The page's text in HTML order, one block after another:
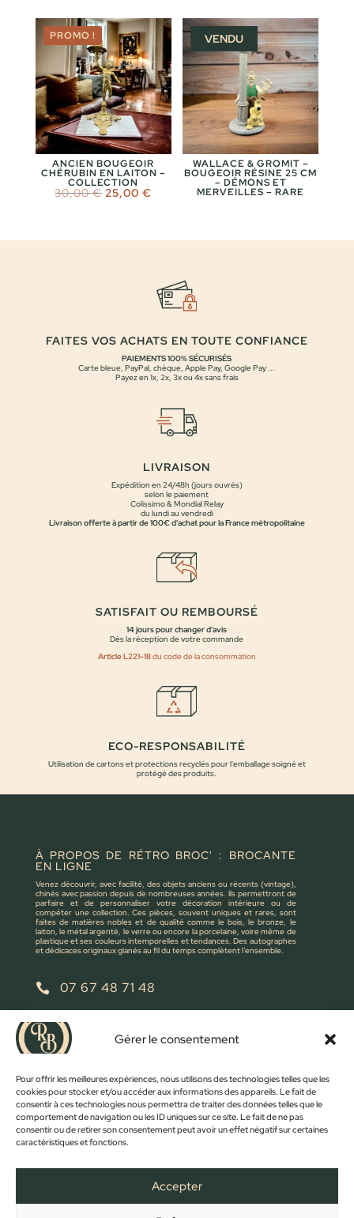
Gérer le consentement
Pour offrir les meilleures expériences, nous utilisons des technologies telles que les
cookies pour stocker et/ou accéder aux informations des appareils. Le fait de
consentir à ces technologies nous permettra de traiter des données telles que le
comportement de navigation ou les ID uniques sur ce site. Le fait de ne pas
consentir ou de retirer son consentement peut avoir un effet négatif sur certaines
caractéristiques et fonctions.
Accepter
49,00 €.
PROMO !
ANCIEN BOUGEOIR
CHÉRUBIN EN LAITON –
COLLECTION
30,00€ Le
prix
25,00€
VENDU
WALLACE & GROMIT –
BOUGEOIR RÉSINE 25 CM
– DÉMONS ET
MERVEILLES – RARE
FAITES VOS ACHATS EN TOUTE CONFIANCE
PAIEMENTS 100% SÉCURISÉS
Carte bleue, PayPal, chèque, Apple Pay, Google Pay ...
Payez en 1x, 2x, 3x ou 4x sans frais
LIVRAISON
Expédition en 24/48h (jours ouvrés)
selon le paiement
Colissimo & Mondial Relay
du lundi au vendredi
Livraison offerte à partir de 100€ d'achat pour la France métropolitaine
SATISFAIT OU REMBOURSÉ
14 jours pour changer d'avis
Dès la réception de votre commande
Article L221-18du code de la consommation
ECO-RESPONSABILITÉ
Utilisation de cartons et protections recyclés pour l'emballage soigné et
protégé des produits.
À PROPOS DE RÉTRO BROC' : BROCANTE
EN LIGNE
Venez découvrir, avec facilité, des objets anciens ou récents (vintage),
chinés avec passion depuis de nombreuses années. Ils permettront de
parfaire et de personnaliser votre décoration intérieure ou de
compéter une collection. Ces pièces, souvent uniques et rares, sont
faites de matières nobles et de qualité comme le bois, le bronze, le
laiton, le métal argenté, le verre ou encore la porcelaine, voire même de
plastique et ses couleurs intemporelles et tendances. Des autographes
et dédicaces originaux glanés au fil du temps complètent l’ensemble.
 07 67 48 71 48
 retrobroc85@gmail.com
NOUS ÉCRIRE